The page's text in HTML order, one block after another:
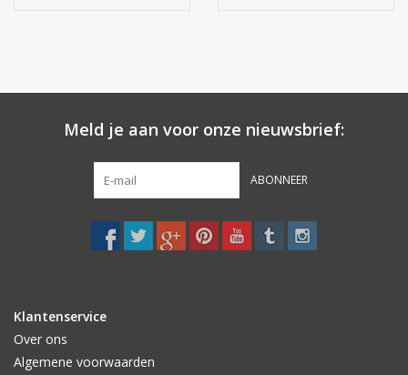
DAMES )
Meld je aan voor onze nieuwsbrief:
ABONNEER
Klantenservice
Over ons
Algemene voorwaarden